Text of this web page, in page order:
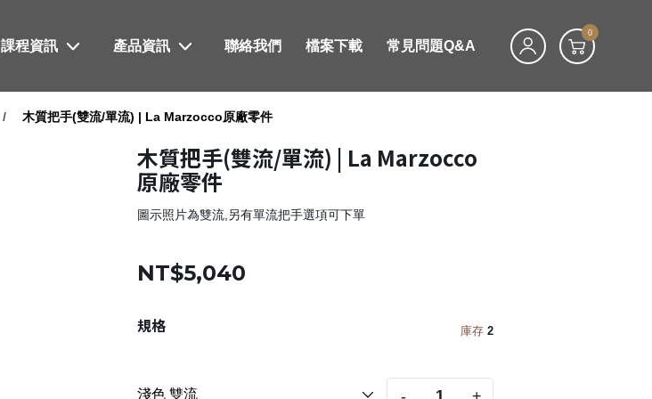
0
課程資訊 產品資訊 聯絡我們 檔案下載 常見問題Q&A
木質把手(雙流/單流) | La Marzocco原廠零件
木質把手(雙流/單流) | La Marzocco
原廠零件
圖示照片為雙流,另有單流把手選項可下單
NT$5,040
規格 庫存 2